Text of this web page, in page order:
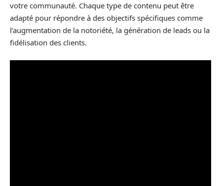
votre communauté. Chaque type de contenu peut être
adapté pour répondre à des objectifs spécifiques comme
l’augmentation de la notoriété, la génération de leads ou la
fidélisation des clients.